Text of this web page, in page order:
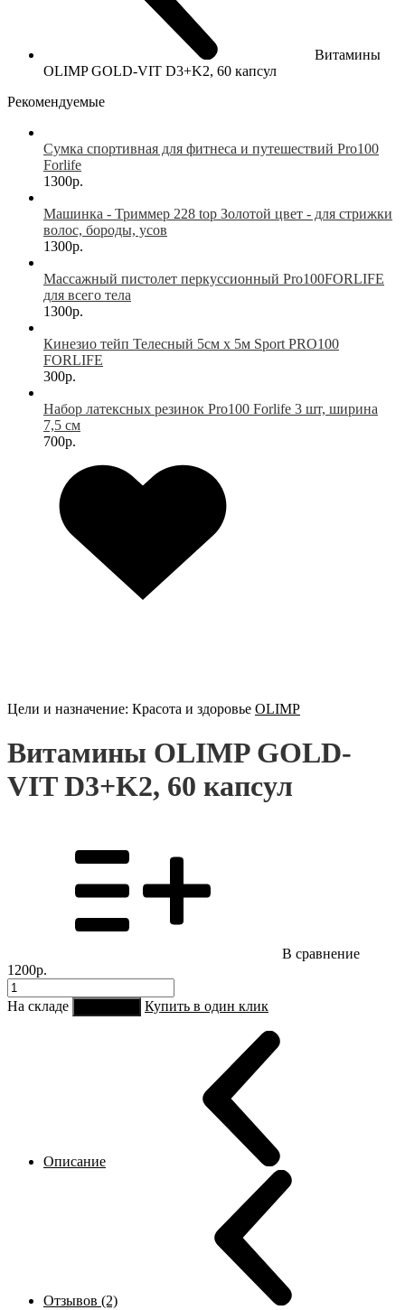
Витамины
OLIMP GOLD-VIT D3+K2, 60 капсул
Рекомендуемые
Сумка спортивная для фитнеса и путешествий Pro100
Forlife
1300р.
Машинка - Триммер 228 top Золотой цвет - для стрижки
волос, бороды, усов
1300р.
Массажный пистолет перкуссионный Pro100FORLIFE
для всего тела
1300р.
Кинезио тейп Телесный 5см х 5м Sport PRO100
FORLIFE
300р.
Набор латексных резинок Pro100 Forlife 3 шт, ширина
7,5 см
700р.
Цели и назначение: Красота и здоровье OLIMP
Витамины OLIMP GOLD-
VIT D3+K2, 60 капсул
В сравнение
1200р.
На складе Купить в один клик
Описание
Отзывов (2)